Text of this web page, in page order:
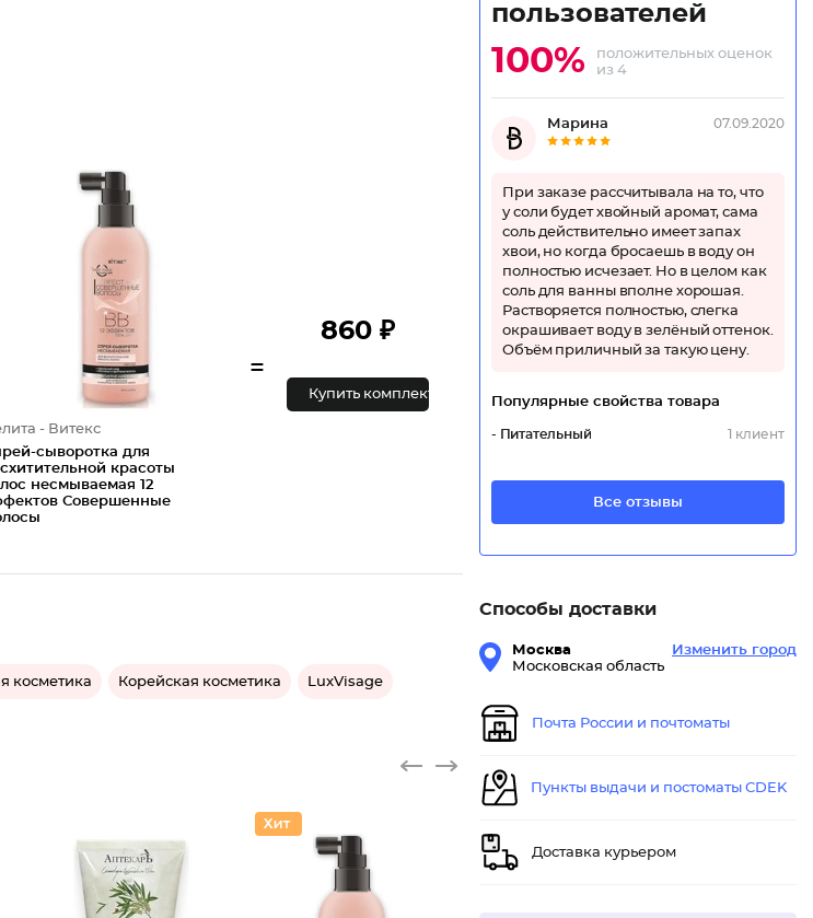
- Витекс
сыворотка для
красоты
несмываемая 12
Совершенные
=
860 ₽
Купить комплект
косметика Корейская косметика LuxVisage
пользователей
100%
положительных оценок
из 4
Марина 07.09.2020
При заказе рассчитывала на то, что
у соли будет хвойный аромат, сама
соль действительно имеет запах
хвои, но когда бросаешь в воду он
полностью исчезает. Но в целом как
соль для ванны вполне хорошая.
Растворяется полностью, слегка
окрашивает воду в зелёный оттенок.
Объём приличный за такую цену.
Популярные свойства товара
- Питательный 1 клиент
Все отзывы
Способы доставки
Москва
Московская область
Изменить город
Почта России и почтоматы
Пункты выдачи и постоматы CDEK
Доставка курьером